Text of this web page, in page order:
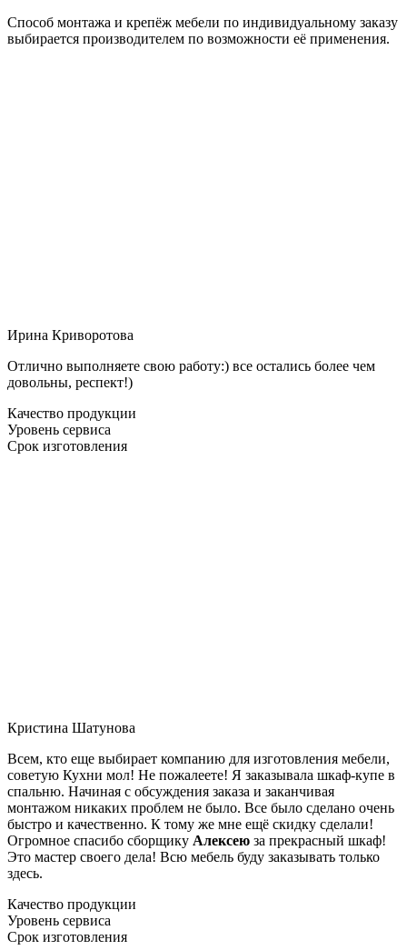
Способ монтажа и крепёж мебели по индивидуальному заказу
выбирается производителем по возможности её применения.
Ирина Криворотова
Отлично выполняете свою работу:) все остались более чем
довольны, респект!)
Качество продукции
Уровень сервиса
Срок изготовления
Кристина Шатунова
Всем, кто еще выбирает компанию для изготовления мебели,
советую Кухни мол! Не пожалеете! Я заказывала шкаф-купе в
спальню. Начиная с обсуждения заказа и заканчивая
монтажом никаких проблем не было. Все было сделано очень
быстро и качественно. К тому же мне ещё скидку сделали!
Огромное спасибо сборщику Алексею за прекрасный шкаф!
Это мастер своего дела! Всю мебель буду заказывать только
здесь.
Качество продукции
Уровень сервиса
Срок изготовления